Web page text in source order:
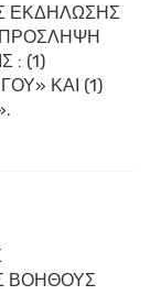
ΕΚΔΗΛΩΣΗΣ
ΠΡΟΣΛΗΨΗ
: (1)
ΚΑΙ (1)
ΒΟΗΘΟΥΣ